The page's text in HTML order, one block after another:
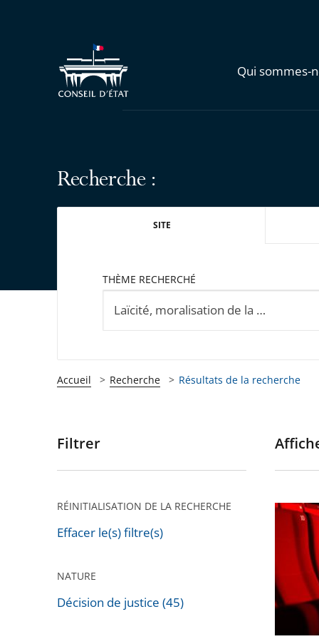
Qui sommes-
Recherche :
SITE
THÈME RECHERCHÉ
Accueil Recherche Résultats de la recherche
Passer
pour
après
Filtrer
RÉINITIALISATION DE LA RECHERCHE
Effacer le(s) filtre(s)
NATURE
Décision de justice (45)
théâtres,
salles
de
:
le